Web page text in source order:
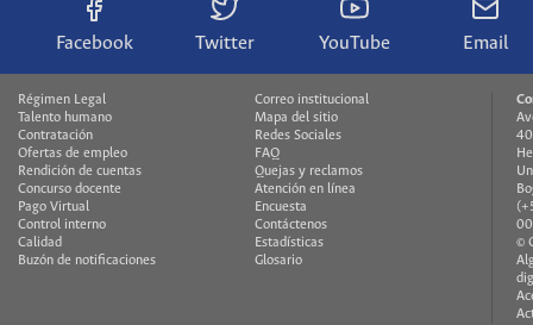
Facebook Twitter YouTube Email
Régimen Legal
Talento humano
Contratación
Ofertas de empleo
Rendición de cuentas
Concurso docente
Pago Virtual
Control interno
Calidad
Buzón de notificaciones
Correo institucional
Mapa del sitio
Redes Sociales
FAQ
Quejas y reclamos
Atención en línea
Encuesta
Contáctenos
Estadísticas
Glosario
©